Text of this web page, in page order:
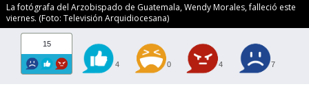
La fotógrafa del Arzobispado de Guatemala, Wendy Morales, falleció este
viernes. (Foto: Televisión Arquidiocesana)
15
4 0 4 7